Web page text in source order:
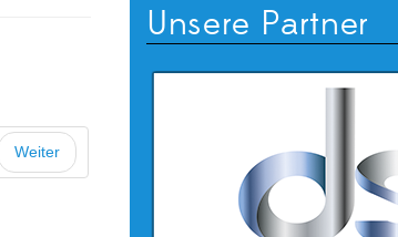
Weiter
Unsere Partner